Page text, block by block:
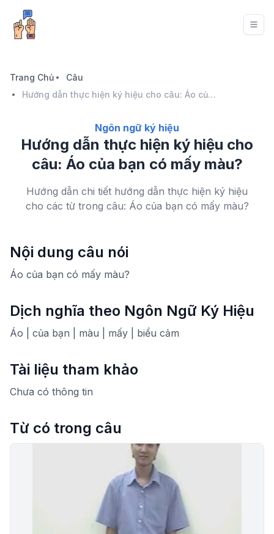
Trang Chủ
Câu
Hướng dẫn thực hiện ký hiệu cho câu: Áo của bạn có mấy màu?
Ngôn ngữ ký hiệu
Hướng dẫn thực hiện ký hiệu cho
câu: Áo của bạn có mấy màu?
Hướng dẫn chi tiết hướng dẫn thực hiện ký hiệu
cho các từ trong câu: Áo của bạn có mấy màu?
Nội dung câu nói
Áo của bạn có mấy màu?
Dịch nghĩa theo Ngôn Ngữ Ký Hiệu
Áo | của bạn | màu | mấy | biểu cảm
Tài liệu tham khảo
Chưa có thông tin
Từ có trong câu